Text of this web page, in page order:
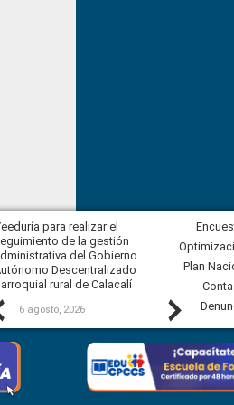
Previous
para realizar el
de la gestión
del Gobierno
Descentralizado
rural de Calacalí
6 agosto, 2026 5
Plan